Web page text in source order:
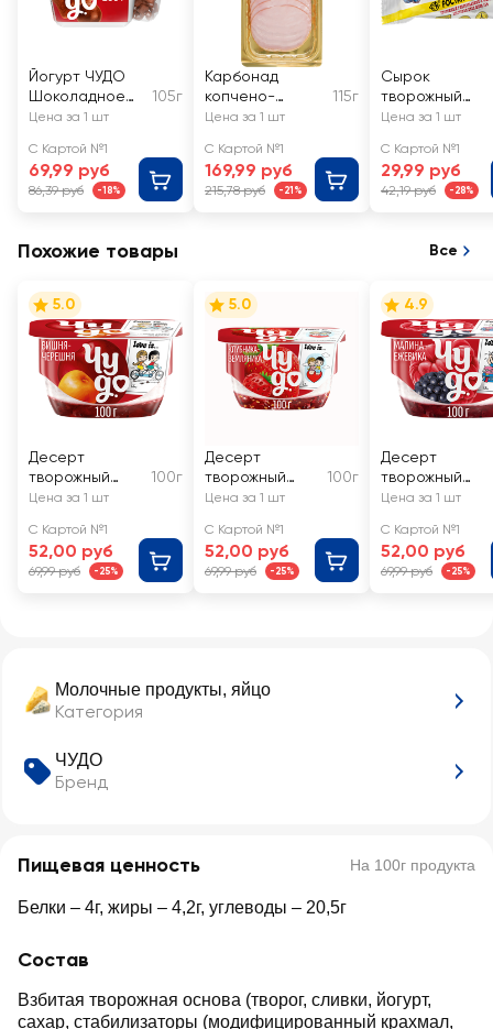
Молочные продукты, яйцо
Категория
ЧУДО
Бренд
Пищевая ценность На 100г продукта
Белки – 4г, жиры – 4,2г, углеводы – 20,5г
Состав
Взбитая творожная основа (творог, сливки, йогурт,
сахар, стабилизаторы (модифицированный крахмал,
Йогурт ЧУДО
Шоколадное
настроение 4%,
105г
Цена за 1 шт
С Картой №1
69,99 руб
86,39 руб -18%
Карбонад
копчено-
вареный КФ
По-Егорьевски,
нарезка
115г
Цена за 1 шт
С Картой №1
169,99 руб
215,78 руб -21%
Сырок
творожный
глазированный
ОРТ с вареной
сгущенкой
змж
Цена за 1 шт
С Картой №1
29,99 руб
42,19 руб -28%
Похожие товары Все
5.0
Десерт
творожный
ЧУДО Творожок
двухслойный
Вишня,
черешня 4%,
100г
Цена за 1 шт
С Картой №1
52,00 руб
69,99 руб -25%
5.0
Десерт
творожный
ЧУДО Творожок
двухслойный
Клубника,
земляника 4%,
100г
Цена за 1 шт
С Картой №1
52,00 руб
69,99 руб -25%
4.9
Десерт
творожный
ЧУДО
Малина,
ежевика
двухслойный
Цена за 1 шт
С Картой №1
52,00 руб
69,99 руб -25%